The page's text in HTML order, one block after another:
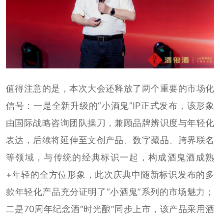
值得注意的是，本次大会还释放了两个重要的市场化
信号：一是全新升级的“小酒鬼”IP正式发布，该形象
由国际战略咨询团队操刀，兼顾品牌辨识度与年轻化
表达，后续将延伸至文创产品、数字藏品、跨界联名
等领域，与传统的经典标识一起，构成酒鬼酒成熟
+年轻的全方位形象，此次庆典中随新标识发布的多
款年轻化产品充分证明了“小酒鬼”系列的市场魅力；
二是70周年纪念酒“时光酿”同步上市，该产品采用酒